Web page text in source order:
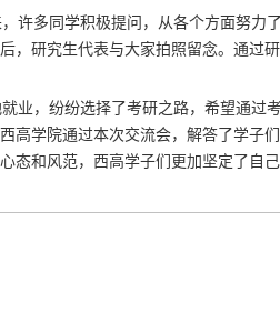
多同学积极提问，从各个方面努力
，研究生代表与大家拍照留念。通过
，纷纷选择了考研之路，希望通过
高学院通过本次交流会，解答了学子
和风范，西高学子们更加坚定了自己